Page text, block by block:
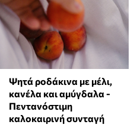
Ψητά ροδάκινα με μέλι,
κανέλα και αμύγδαλα -
Πεντανόστιμη
καλοκαιρινή συνταγή